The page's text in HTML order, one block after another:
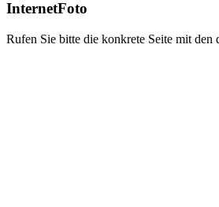
InternetFoto
Rufen Sie bitte die konkrete Seite mit den